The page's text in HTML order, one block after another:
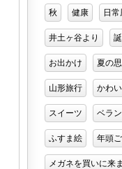
秋 健康 日常
井土ヶ谷より
お出かけ 夏の
山形旅行 かわ
スイーツ ベラ
ふすま絵 年頭
メガネを買いに来